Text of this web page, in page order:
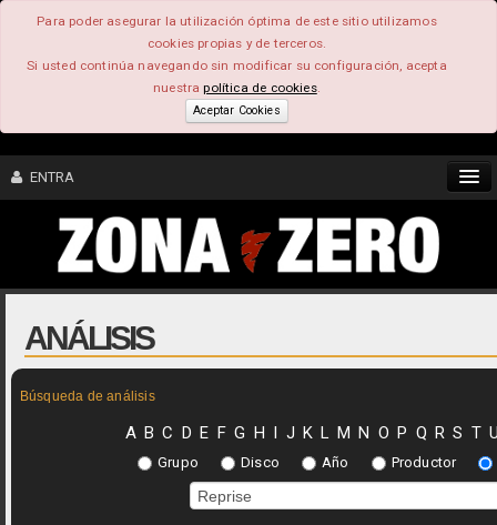
Para poder asegurar la utilización óptima de este sitio utilizamos
cookies propias y de terceros.
Si usted continúa navegando sin modificar su configuración, acepta
nuestrapolítica de cookies.
Aceptar Cookies
ENTRA
CONTENIDO
COMUNIDAD
FEEEDBACK
ANÁLISIS
Búsqueda de análisis
A B C D E F G H I J K L M N O P Q R S T
Grupo Disco Año Productor